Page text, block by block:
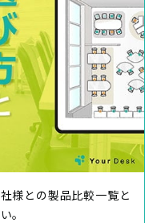
様との製品⽐較⼀覧と
。